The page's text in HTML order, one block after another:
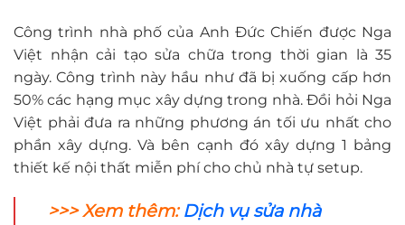
Công trình nhà phố của Anh Đức Chiến được Nga
Việt nhận cải tạo sửa chữa trong thời gian là 35
ngày. Công trình này hầu như đã bị xuống cấp hơn
50% các hạng mục xây dựng trong nhà. Đồi hỏi Nga
Việt phải đưa ra những phương án tối ưu nhất cho
phần xây dựng. Và bên cạnh đó xây dựng 1 bảng
thiết kế nội thất miễn phí cho chủ nhà tự setup.
>>> Xem thêm: Dịch vụ sửa nhà